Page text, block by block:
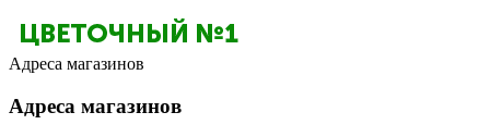
Адреса магазинов
Адреса магазинов